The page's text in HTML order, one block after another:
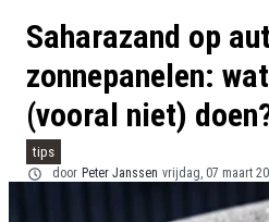
Saharazand op
zonnepanelen:
(vooral niet)
tips
door Peter Janssen vrijdag, 07 maart